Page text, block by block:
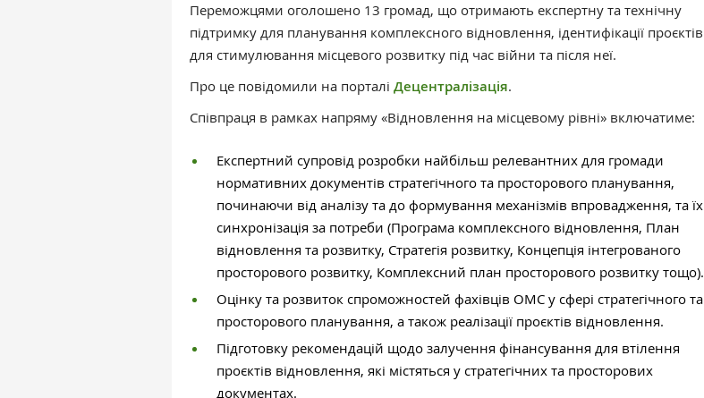
Переможцями оголошено 13 громад, що отримають експертну та технічну
підтримку для планування комплексного відновлення, ідентифікації проєктів
для стимулювання місцевого розвитку під час війни та після неї.
Про це повідомили на порталі Децентралізація.
Співпраця в рамках напряму «Відновлення на місцевому рівні» включатиме:
Експертний супровід розробки найбільш релевантних для громади
нормативних документів стратегічного та просторового планування,
починаючи від аналізу та до формування механізмів впровадження, та їх
синхронізація за потреби (Програма комплексного відновлення, План
відновлення та розвитку, Стратегія розвитку, Концепція інтегрованого
просторового розвитку, Комплексний план просторового розвитку тощо).
Оцінку та розвиток спроможностей фахівців ОМС у сфері стратегічного та
просторового планування, а також реалізації проєктів відновлення.
Підготовку рекомендацій щодо залучення фінансування для втілення
проєктів відновлення, які містяться у стратегічних та просторових
документах.